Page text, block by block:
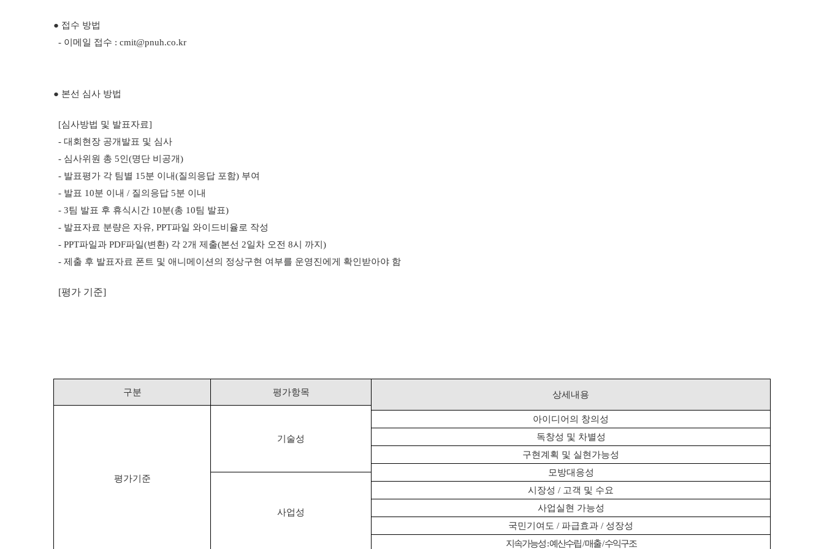
● 접수 방법
- 이메일 접수 : cmit@pnuh.co.kr
● 본선 심사 방법
[심사방법 및 발표자료]
- 대회현장 공개발표 및 심사
- 심사위원 총 5인(명단 비공개)
- 발표평가 각 팀별 15분 이내(질의응답 포함) 부여
- 발표 10분 이내 / 질의응답 5분 이내
- 3팀 발표 후 휴식시간 10분(총 10팀 발표)
- 발표자료 분량은 자유, PPT파일 와이드비율로 작성
- PPT파일과 PDF파일(변환) 각 2개 제출(본선 2일차 오전 8시 까지)
- 제출 후 발표자료 폰트 및 애니메이션의 정상구현 여부를 운영진에게 확인받아야 함
[평가 기준]
구분 평가항목 상세내용
평가기준
기술성
아이디어의 창의성
독창성 및 차별성
구현계획 및 실현가능성
모방대응성
사업성
시장성 / 고객 및 수요
사업실현 가능성
국민기여도 / 파급효과 / 성장성
지속가능성:예산수립/매출/수익구조